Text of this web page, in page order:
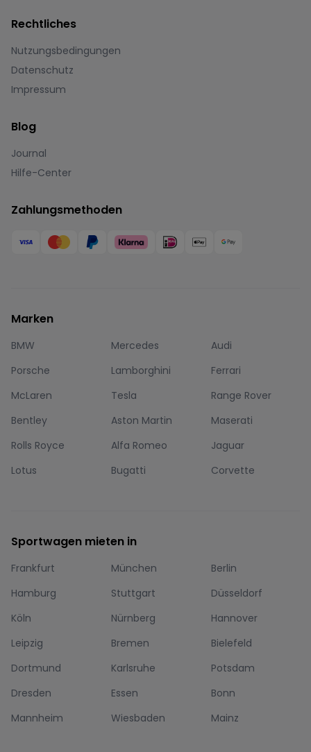
Rechtliches
Nutzungsbedingungen
Datenschutz
Impressum
Blog
Journal
Hilfe-Center
Zahlungsmethoden
Marken
BMW Mercedes
Audi
Porsche
Lamborghini
Ferrari
McLaren
Tesla
Range Rover
Bentley
Aston Martin
Maserati
Rolls Royce
Alfa Romeo
Jaguar
Lotus
Bugatti Corvette
Sportwagen mieten in
Frankfurt München
Berlin
Hamburg
Stuttgart
Düsseldorf
Köln
Nürnberg
Hannover
Leipzig
Bremen
Bielefeld
Dortmund
Karlsruhe
Potsdam
Dresden
Essen
Bonn
Mannheim
Wiesbaden Mainz